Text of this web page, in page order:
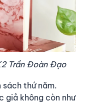
Trần Đoàn Đạo
sách thứ năm.
giả không còn như